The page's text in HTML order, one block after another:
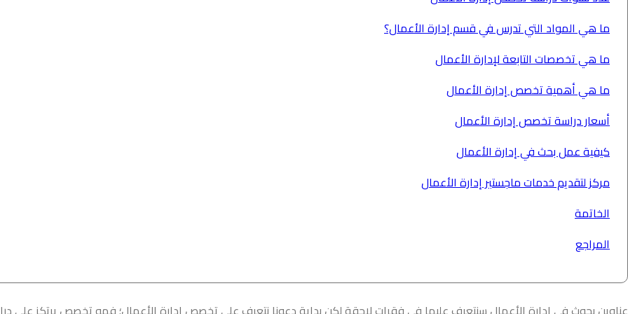
ما هي المواد التي تدرس في قسم إدارة الأعمال؟
ما هي تخصصات التابعة لإدارة الأعمال
ما هي أهمية تخصص إدارة الأعمال
أسعار دراسة تخصص إدارة الأعمال
كيفية عمل بحث في إدارة الأعمال
مركز لتقديم خدمات ماجستير إدارة الأعمال
الخاتمة
المراجع